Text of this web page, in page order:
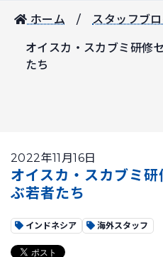
ホーム スタッフブ
オイスカ・スカブミ研修
たち
2022年11月16日
オイスカ・スカブミ
ぶ若者たち
インドネシア 海外スタッフ